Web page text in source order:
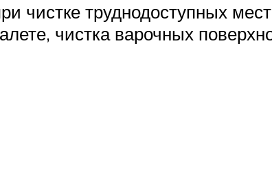
чистке труднодоступных
чистка варочных